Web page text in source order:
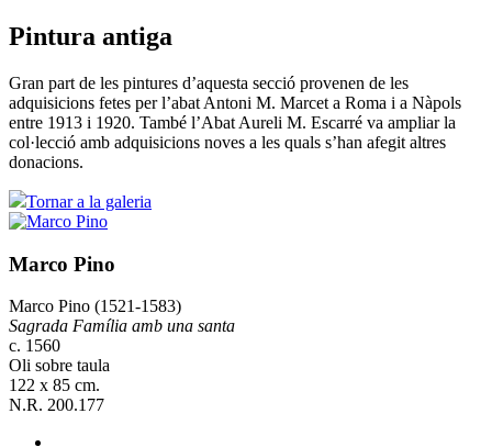
Pintura antiga
Gran part de les pintures d’aquesta secció provenen de les
adquisicions fetes per l’abat Antoni M. Marcet a Roma i a Nàpols
entre 1913 i 1920. També l’Abat Aureli M. Escarré va ampliar la
col·lecció amb adquisicions noves a les quals s’han afegit altres
donacions.
Tornar a la galeria
Marco Pino
Marco Pino (1521-1583)
Sagrada Família amb una santa
c. 1560
Oli sobre taula
122 x 85 cm.
N.R. 200.177